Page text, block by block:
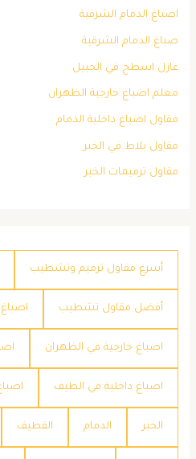
اصباغ الدمام الشرقية
صباغ الدمام الشرقية
عازل اسطح في الجبيل
معلم اصباغ خارجية الظهران
مقاول اصباغ داخلية الدمام
مقاول بلاط في الخبر
مقاول ترميمات الخبر
أسرع مقاول ترميم وتشطيب
أفضل مقاول تشطيب
اصباغ خارجية في الظهران
اصباغ داخلية في الطيف
الخبر الدمام القطيف